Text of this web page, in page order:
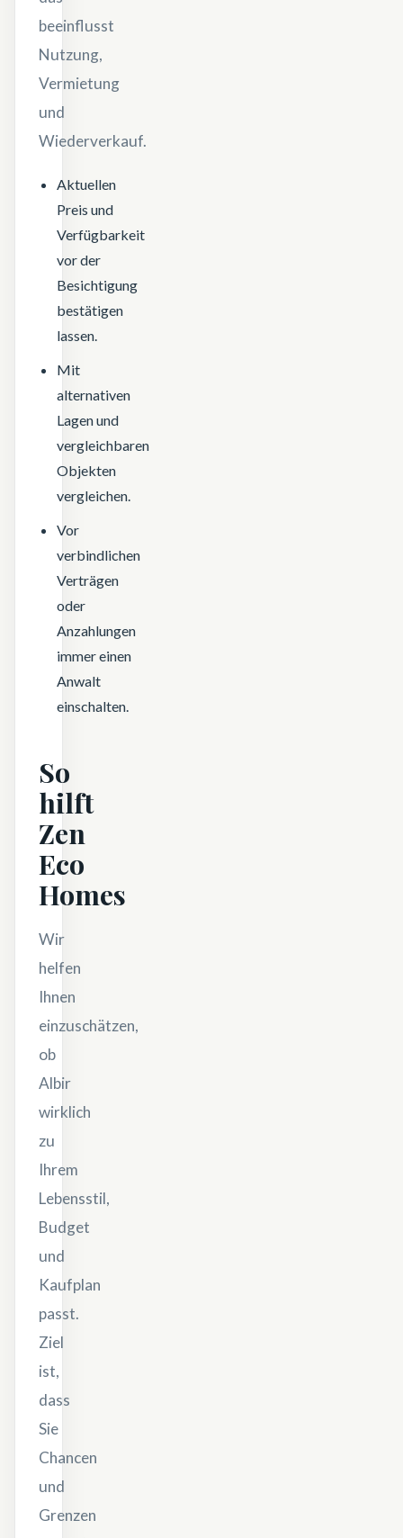
beeinflusst
Nutzung,
Vermietung
und
Wiederverkauf.
Aktuellen
Preis und
Verfügbarkeit
vor der
Besichtigung
bestätigen
lassen.
Mit
alternativen
Lagen und
vergleichbaren
Objekten
vergleichen.
Vor
verbindlichen
Verträgen
oder
Anzahlungen
immer einen
Anwalt
einschalten.
So
hilft
Zen
Eco
Homes
Wir
helfen
Ihnen
einzuschätzen,
ob
Albir
wirklich
zu
Ihrem
Lebensstil,
Budget
und
Kaufplan
passt.
Ziel
ist,
dass
Sie
Chancen
und
Grenzen